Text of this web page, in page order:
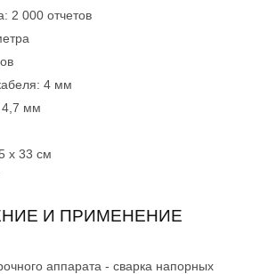
2 000 отчетов
4 мм
4,7 мм
x 33 см
И ПРИМЕНЕНИЕ
аппарата - сварка напорных